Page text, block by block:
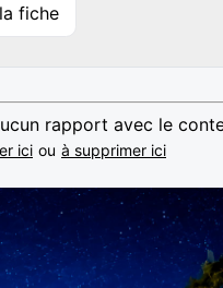
fiche
rapport avec le
ici ou à supprimer ici